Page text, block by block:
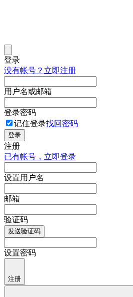
登录
没有帐号？立即注册
用户名或邮箱
登录密码
记住登录找回密码
登录
注册
已有帐号，立即登录
设置用户名
邮箱
验证码
发送验证码
设置密码
注册